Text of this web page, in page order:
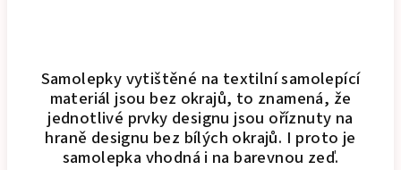
Samolepky vytištěné na textilní samolepící
materiál jsou bez okrajů, to znamená, že
jednotlivé prvky designu jsou oříznuty na
hraně designu bez bílých okrajů. I proto je
samolepka vhodná i na barevnou zeď.